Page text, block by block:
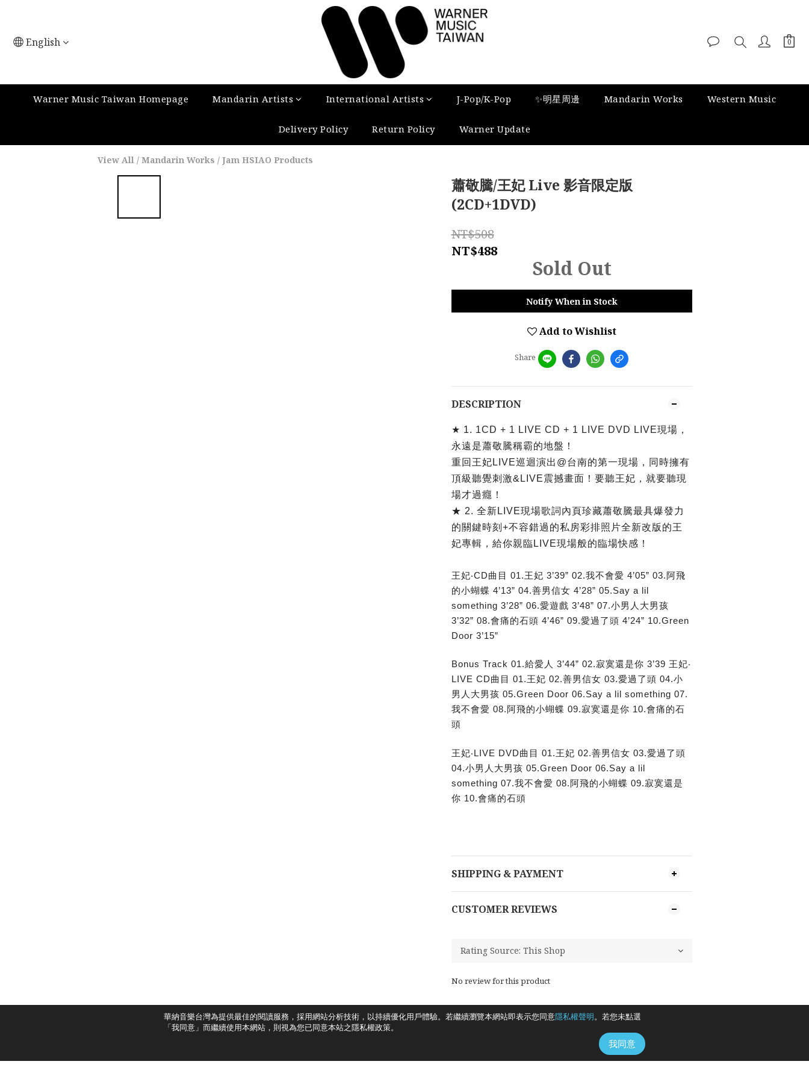
English
Warner Music Taiwan Homepage Mandarin Artists International Artists J-Pop/K-Pop ✨明星周邊 Mandarin Works Western Music
Delivery Policy Return Policy Warner Update
View All / Mandarin Works / Jam HSIAO Products
蕭敬騰/王妃 Live 影音限定版
(2CD+1DVD)
NT$508
NT$488
Sold Out
Notify When in Stock
Add to Wishlist
Share
DESCRIPTION
★ 1. 1CD + 1 LIVE CD + 1 LIVE DVD LIVE現場，
永遠是蕭敬騰稱霸的地盤！
重回王妃LIVE巡迴演出@台南的第一現場，同時擁有
頂級聽覺刺激&LIVE震撼畫面！要聽王妃，就要聽現
場才過癮！
★ 2. 全新LIVE現場歌詞內頁珍藏蕭敬騰最具爆發力
的關鍵時刻+不容錯過的私房彩排照片全新改版的王
妃專輯，給你親臨LIVE現場般的臨場快感！
王妃‧CD曲目 01.王妃 3’39” 02.我不會愛 4’05” 03.阿飛
的小蝴蝶 4’13” 04.善男信女 4’28” 05.Say a lil
something 3’28” 06.愛遊戲 3’48” 07.小男人大男孩
3’32” 08.會痛的石頭 4’46” 09.愛過了頭 4’24” 10.Green
Door 3’15”
Bonus Track 01.給愛人 3’44” 02.寂寞還是你 3’39 王妃‧
LIVE CD曲目 01.王妃 02.善男信女 03.愛過了頭 04.小
男人大男孩 05.Green Door 06.Say a lil something 07.
我不會愛 08.阿飛的小蝴蝶 09.寂寞還是你 10.會痛的石
頭
王妃‧LIVE DVD曲目 01.王妃 02.善男信女 03.愛過了頭
04.小男人大男孩 05.Green Door 06.Say a lil
something 07.我不會愛 08.阿飛的小蝴蝶 09.寂寞還是
你 10.會痛的石頭
SHIPPING & PAYMENT
CUSTOMER REVIEWS
No review for this product
華納音樂台灣為提供最佳的閱讀服務，採用網站分析技術，以持續優化用戶體驗。若繼續瀏覽本網站即表示您同意隱私權聲明。若您未點選
「我同意」而繼續使用本網站，則視為您已同意本站之隱私權政策。
我同意